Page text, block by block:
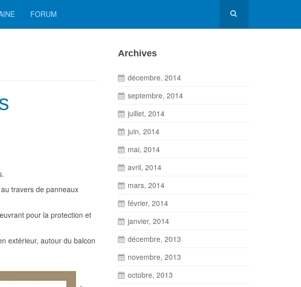
FORUM
travers de panneaux
pour la protection et
extérieur, autour du balcon
Archives
décembre, 2014
septembre, 2014
juillet, 2014
juin, 2014
mai, 2014
avril, 2014
mars, 2014
février, 2014
janvier, 2014
décembre, 2013
novembre, 2013
octobre, 2013